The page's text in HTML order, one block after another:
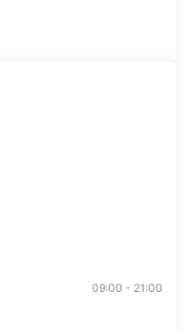
09:00 - 21:00